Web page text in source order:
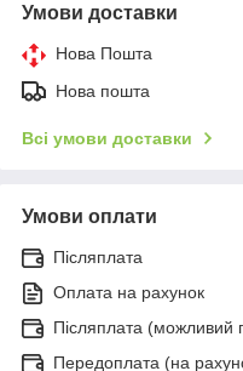
Умови доставки
Нова Пошта
Нова пошта
Всі умови доставки
Умови оплати
Післяплата
Оплата на рахунок
Післяплата (можливий
Передоплата (на